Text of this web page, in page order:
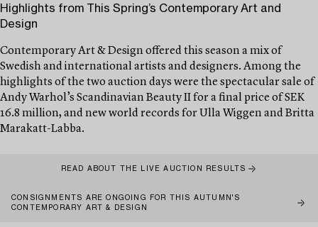
Highlights from This Spring’s Contemporary Art and
Design
Contemporary Art & Design offered this season a mix of
Swedish and international artists and designers. Among the
highlights of the two auction days were the spectacular sale of
Andy Warhol’s Scandinavian Beauty II for a final price of SEK
16.8 million, and new world records for Ulla Wiggen and Britta
Marakatt-Labba.
READ ABOUT THE LIVE AUCTION RESULTS
CONSIGNMENTS ARE ONGOING FOR THIS AUTUMN'S
CONTEMPORARY ART & DESIGN